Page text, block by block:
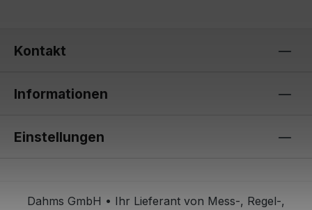
Kontakt
Informationen
Einstellungen
Dahms GmbH • Ihr Lieferant von Mess-, Regel-,